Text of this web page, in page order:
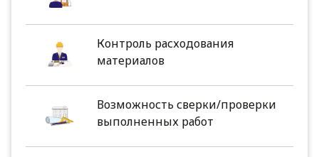
Контроль расходования
материалов
Возможность сверки/проверки
выполненных работ